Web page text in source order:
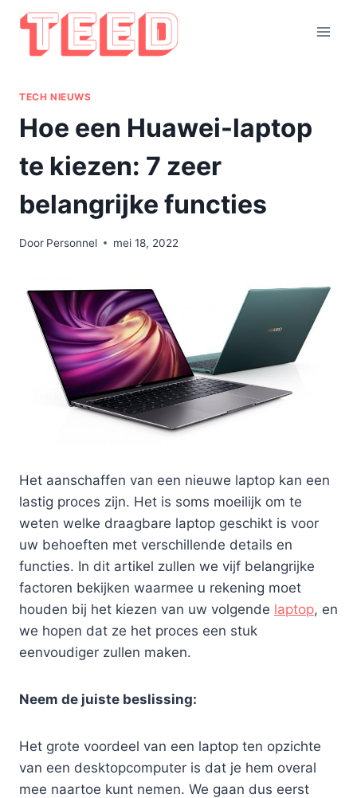
Doorgaan
naar
inhoud
TECH NIEUWS
Hoe een Huawei-laptop
te kiezen: 7 zeer
belangrijke functies
Door Personnel mei 18, 2022
Het aanschaffen van een nieuwe laptop kan een
lastig proces zijn. Het is soms moeilijk om te
weten welke draagbare laptop geschikt is voor
uw behoeften met verschillende details en
functies. In dit artikel zullen we vijf belangrijke
factoren bekijken waarmee u rekening moet
houden bij het kiezen van uw volgende laptop, en
we hopen dat ze het proces een stuk
eenvoudiger zullen maken.
Neem de juiste beslissing:
Het grote voordeel van een laptop ten opzichte
van een desktopcomputer is dat je hem overal
mee naartoe kunt nemen. We gaan dus eerst